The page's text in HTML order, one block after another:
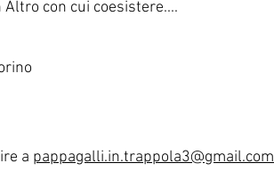
con cui coesistere....
a pappagalli.in.trappola3@gmail.com